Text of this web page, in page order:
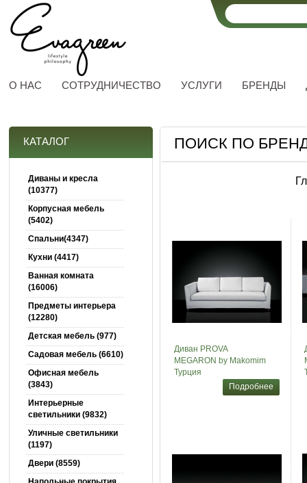
О НАС СОТРУДНИЧЕСТВО УСЛУГИ БРЕНДЫ
КАТАЛОГ
Диваны и кресла
(10377)
Корпусная мебель
(5402)
Спальни(4347)
Кухни (4417)
Ванная комната
(16006)
Предметы интерьера
(12280)
Детская мебель (977)
Садовая мебель (6610)
Офисная мебель
(3843)
Интерьерные
светильники (9832)
Уличные светильники
(1197)
Двери (8559)
ПОИСК ПО
Диван PROVA
MEGARON by Makomim
Турция
Подробнее